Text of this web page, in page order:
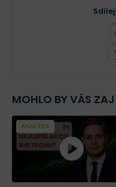
analýze
trhů. Ve
zaměřuje
finančních
MOHLO BY VÁS
ANALÝZA